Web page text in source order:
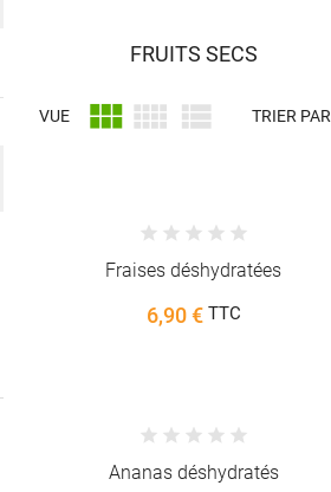
FRUITS SECS
VUE    TRIER PAR
Fraises déshydratées
6,90 €TTC
Ananas déshydratés